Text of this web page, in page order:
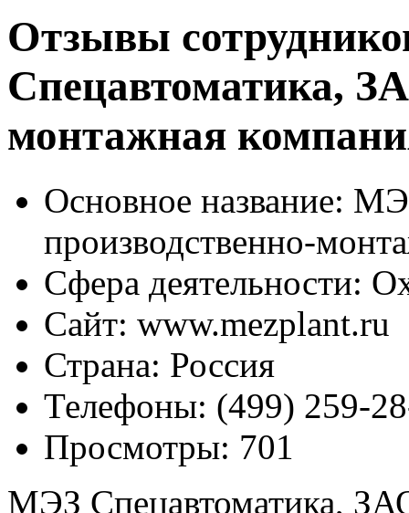
Отзывы
Спецавтоматика,
монтажная
Основное название:
производственно-
Сфера деятельности:
Сайт: www.mezplant.ru
Страна: Россия
Телефоны: (499) 259-
Просмотры: 701
МЭЗ Спецавтоматика,